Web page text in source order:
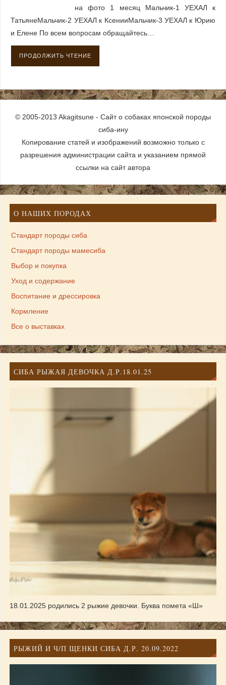
на фото 1 месяц Мальчик-1 УЕХАЛ к
ТатьянеМальчик-2 УЕХАЛ к КсенииМальчик-3 УЕХАЛ к Юрию
и Елене По всем вопросам обращайтесь…
ПРОДОЛЖИТЬ ЧТЕНИЕ
© 2005-2013 Akagitsune - Сайт о собаках японской породы
сиба-ину
Копирование статей и изображений возможно только с
разрешения администрации сайта и указанием прямой
ссылки на сайт автора
О НАШИХ ПОРОДАХ
Стандарт породы сиба
Стандарт породы мамесиба
Выбор и покупка
Уход и содержание
Воспитание и дрессировка
Кормление
Все о выставках
СИБА РЫЖАЯ ДЕВОЧКА Д.Р.18.01.25
18.01.2025 родились 2 рыжие девочки. Буква помета «Ш»
РЫЖИЙ И Ч/П ЩЕНКИ СИБА Д.Р. 20.09.2022